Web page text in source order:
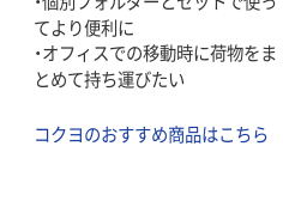
てより便利に
・オフィスでの移動時に荷物をま
とめて持ち運びたい
コクヨのおすすめ商品はこちら